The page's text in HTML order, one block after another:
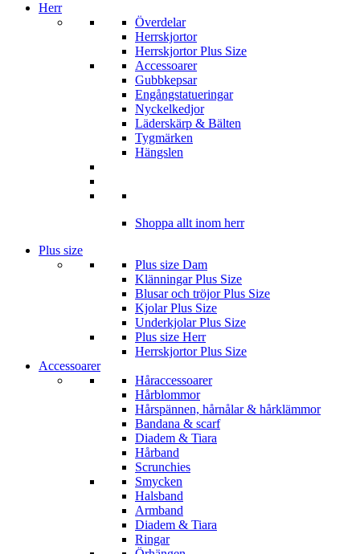
Herr
Överdelar
Herrskjortor
Herrskjortor Plus Size
Accessoarer
Gubbkepsar
Engångstatueringar
Nyckelkedjor
Läderskärp & Bälten
Tygmärken
Hängslen
Shoppa allt inom herr
Plus size
Plus size Dam
Klänningar Plus Size
Blusar och tröjor Plus Size
Kjolar Plus Size
Underkjolar Plus Size
Plus size Herr
Herrskjortor Plus Size
Accessoarer
Håraccessoarer
Hårblommor
Hårspännen, hårnålar & hårklämmor
Bandana & scarf
Diadem & Tiara
Hårband
Scrunchies
Smycken
Halsband
Armband
Diadem & Tiara
Ringar